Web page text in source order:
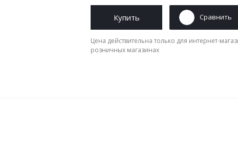
Купить Сравнить
Цена действительна только для интернет-
розничных магазинах